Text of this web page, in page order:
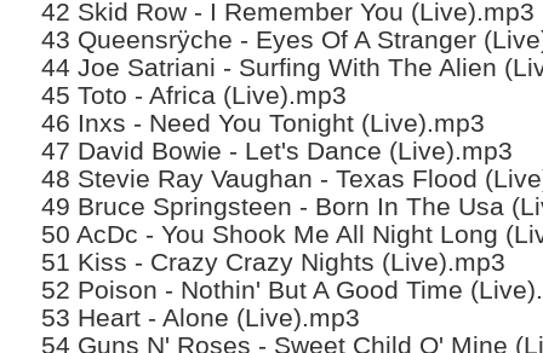
42 Skid Row - I Remember You (Live).mp3
43 Queensrÿche - Eyes Of A Stranger
44 Joe Satriani - Surfing With The Alien
45 Toto - Africa (Live).mp3
46 Inxs - Need You Tonight (Live).mp3
47 David Bowie - Let's Dance (Live).mp3
48 Stevie Ray Vaughan - Texas Flood
49 Bruce Springsteen - Born In The Usa
50 AcDc - You Shook Me All Night Long
51 Kiss - Crazy Crazy Nights (Live).mp3
52 Poison - Nothin' But A Good Time
53 Heart - Alone (Live).mp3
54 Guns N' Roses - Sweet Child O' Mine